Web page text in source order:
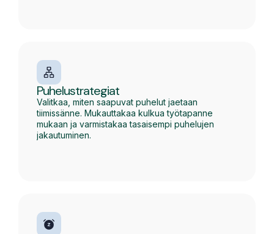
Puhelustrategiat
Valitkaa, miten saapuvat puhelut jaetaan
tiimissänne. Mukauttakaa kulkua työtapanne
mukaan ja varmistakaa tasaisempi puhelujen
jakautuminen.